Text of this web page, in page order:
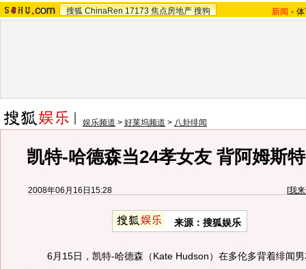
搜狐 ChinaRen 17173 焦点房地产 搜狗 新闻 -
娱乐频道 > 好莱坞频道 > 八卦绯闻
凯特-哈德森当24孝女友 背阿姆斯
2008年06月16日15:28 [我
来源：搜狐娱乐
6月15日，凯特-哈德森（Kate Hudson）在多伦多背着绯闻男